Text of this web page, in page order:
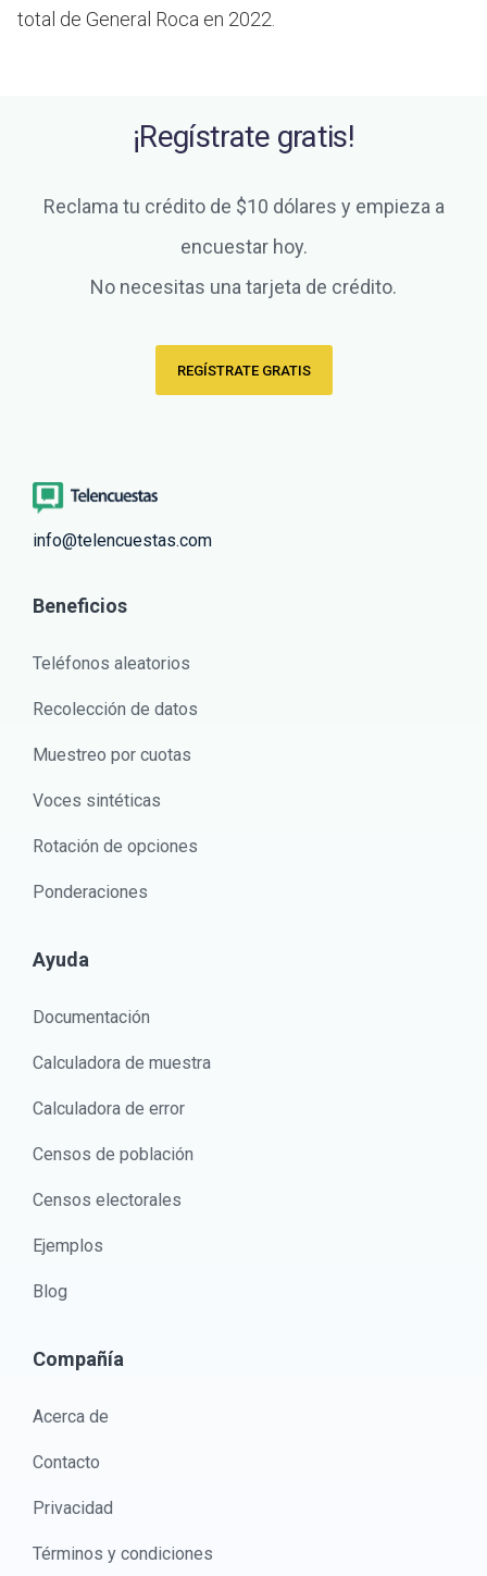
total de General Roca en 2022.
¡Regístrate gratis!
Reclama tu crédito de $10 dólares y empieza a
encuestar hoy.
No necesitas una tarjeta de crédito.
REGÍSTRATE GRATIS
info@telencuestas.com
Beneficios
Teléfonos aleatorios
Recolección de datos
Muestreo por cuotas
Voces sintéticas
Rotación de opciones
Ponderaciones
Ayuda
Documentación
Calculadora de muestra
Calculadora de error
Censos de población
Censos electorales
Ejemplos
Blog
Compañía
Acerca de
Contacto
Privacidad
Términos y condiciones